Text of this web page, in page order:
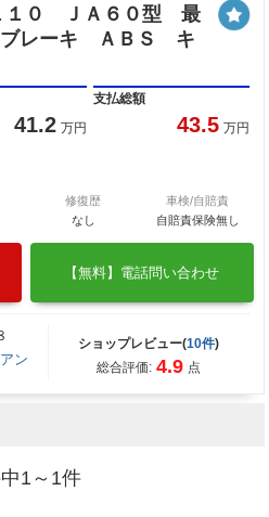
１０ ＪＡ６０型 最
レーキ ＡＢＳ キ
41.2 万円
支払総額
43.5 万円
修復歴
なし
車検/自賠責
自賠責保険無し
【無料】電話問い合わせ
ン
ショップレビュー(10件)
総合評価: 4.9 点
1～1件